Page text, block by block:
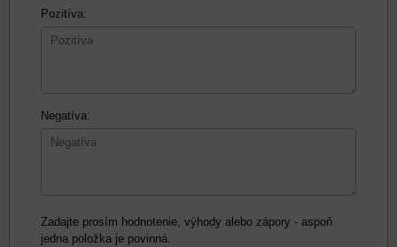
Pozitíva:
Negatíva:
Zadajte prosím hodnotenie, výhody alebo zápory - aspoň
jedna položka je povinná.